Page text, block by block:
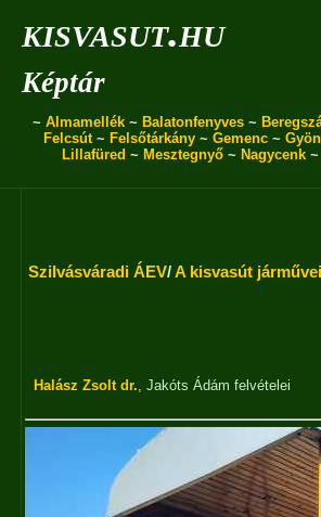
kisvasut.hu
Képtár
~ Almamellék ~ Balatonfenyves ~
Felcsút~ Felsőtárkány ~ Gemenc ~
Lillafüred ~ Mesztegnyő~ Nagycenk
Szilvásváradi ÁEV/A kisvasút járművei
Halász Zsolt dr., Jakóts Ádám felvételei